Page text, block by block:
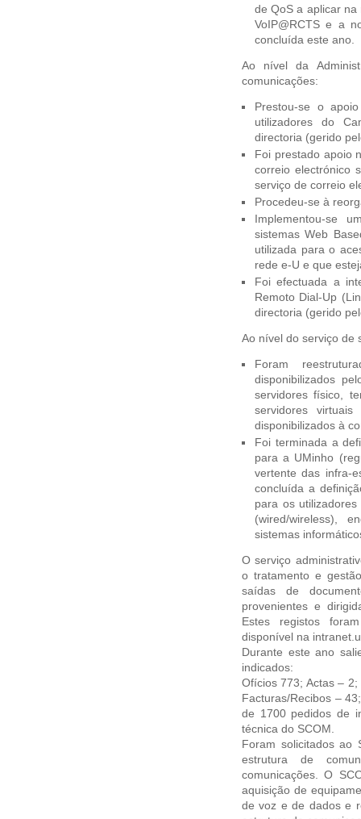
de QoS a aplicar
VoIP@RCTS e a
concluída este ano.
Ao nível da
comunicações:
Prestou-se o
utilizadores do
directoria (gerido
Foi prestado apoio
correio electrónico
serviço de correio
Procedeu-se à
Implementou-se
sistemas Web
utilizada para o
rede e-U e que
Foi efectuada a
Remoto Dial-Up
directoria (gerido
Ao nível do serviço de
Foram
disponibilizados
servidores físico,
servidores
disponibilizados à
Foi terminada a
para a UMinho
vertente das infra-
concluída a
para os
(wired/wireless),
sistemas
O serviço
o tratamento e
saídas de
provenientes e
Estes registos
disponível na
Durante este ano
indicados:
Ofícios 773; Actas –
Facturas/Recibos –
de 1700 pedidos de
técnica do SCOM.
Foram solicitados ao
estrutura de
comunicações. O
aquisição de
de voz e de dados e